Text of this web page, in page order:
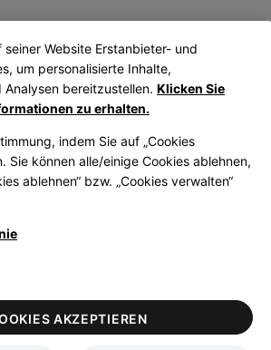
Bose App
Bose Connect
App
ZugänglichkeitHinweis zu Cookies
Nutzungsbedingungen
Website Erstanbieter- und
um personalisierte Inhalte,
bereitzustellen. Klicken Sie
zu erhalten.
indem Sie auf „Cookies
Sie können alle/einige Cookies ablehnen,
ablehnen“ bzw. „Cookies verwalten“
AKZEPTIEREN